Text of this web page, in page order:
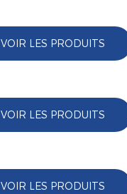
VOIR LES PRODUITS
VOIR LES PRODUITS
VOIR LES PRODUITS